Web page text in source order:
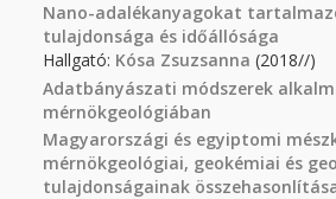
Nano-adalékanyagokat
tulajdonsága és időállósága
Hallgató: Kósa Zsuzsanna (2018//)
Adatbányászati módszerek
mérnökgeológiában
Magyarországi és egyiptomi
mérnökgeológiai, geokémiai és
tulajdonságainak